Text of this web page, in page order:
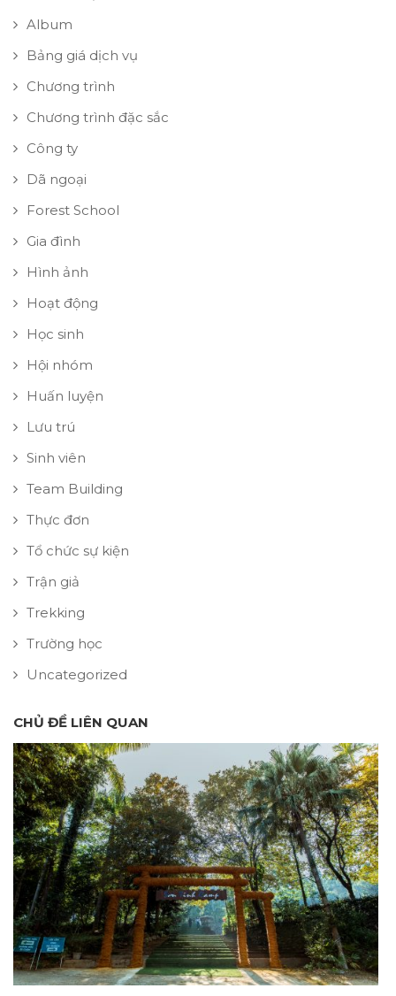
Album
Bảng giá dịch vụ
Chương trình
Chương trình đặc sắc
Công ty
Dã ngoại
Forest School
Gia đình
Hình ảnh
Hoạt động
Học sinh
Hội nhóm
Huấn luyện
Lưu trú
Sinh viên
Team Building
Thực đơn
Tổ chức sự kiện
Trận giả
Trekking
Trường học
Uncategorized
CHỦ ĐỀ LIÊN QUAN